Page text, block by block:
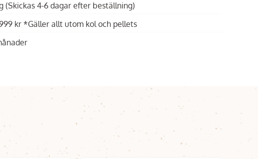
(Skickas 4-6 dagar efter beställning)
kr *Gäller allt utom kol och pellets